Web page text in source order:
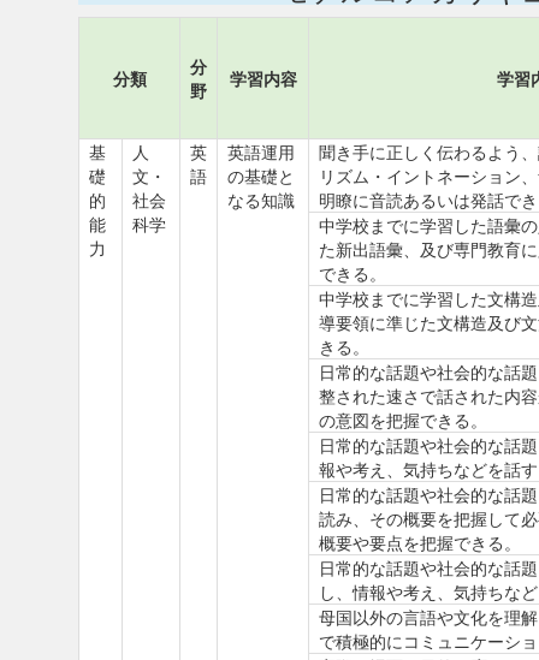
分類
分
野
学習内容 学習
基
礎
的
能
力
人
文・
社会
科学
英
語
英語運用
の基礎と
なる知識
聞き手に正しく伝わるよう
リズム・イントネーション
明瞭に音読あるいは発話で
中学校までに学習した語彙
た新出語彙、及び専門教育
できる。
中学校までに学習した文構
導要領に準じた文構造及び
きる。
日常的な話題や社会的な話
整された速さで話された内
の意図を把握できる。
日常的な話題や社会的な話
報や考え、気持ちなどを話
日常的な話題や社会的な話
読み、その概要を把握して
概要や要点を把握できる。
日常的な話題や社会的な話
し、情報や考え、気持ちな
母国以外の言語や文化を理
で積極的にコミュニケーシ